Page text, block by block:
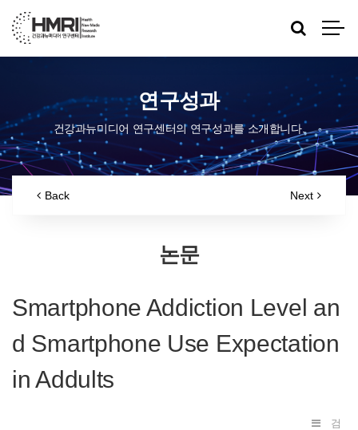
연구성과
건강과뉴미디어 연구센터의 연구성과를 소개합니다.
Back Next
논문
Smartphone Addiction Level an
d Smartphone Use Expectation
in Addults
검